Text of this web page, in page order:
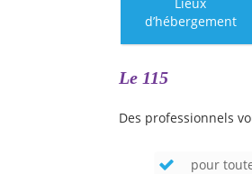
d’hébergement
Le 115
Des professionnels
pour